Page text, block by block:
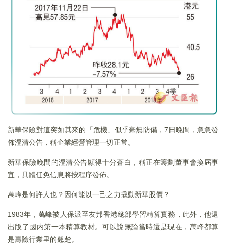
新華保險對這突如其來的「危機」似乎毫無防備，7日晚間，急急發
佈澄清公告，稱企業經營管理一切正常。
新華保險晚間的澄清公告顯得十分蒼白，稱正在籌劃董事會換屆事
宜，具體任免信息將按程序發佈。
萬峰是何許人也？因何能以一己之力撬動新華股價？
1983年，萬峰被人保派至友邦香港總部學習精算實務，此外，他還
出版了國内第一本精算教材。可以說無論當時還是現在，萬峰都算
是壽險行業里的翹楚。